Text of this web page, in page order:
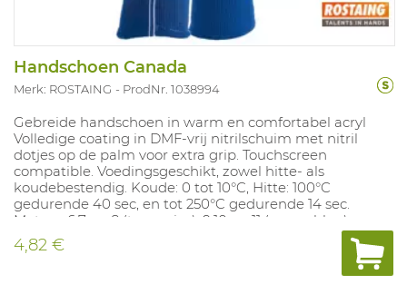
Handschoen Canada
Merk: ROSTAING ProdNr. 1038994
Gebreide handschoen in warm en comfortabel acryl
Volledige coating in DMF-vrij nitrilschuim met nitril
dotjes op de palm voor extra grip. Touchscreen
compatible. Voedingsgeschikt, zowel hitte- als
koudebestendig. Koude: 0 tot 10°C, Hitte: 100°C
gedurende 40 sec, en tot 250°C gedurende 14 sec.
Maten : 6,7 en 8 (turquoise), 9,10 en 11 (ocean blue).
Lengte : 26cm. Conform EN388:2016 4.1.2.1.X EN511: X.1.X,
EN407: X.1.X.X.X.X
4,82 €